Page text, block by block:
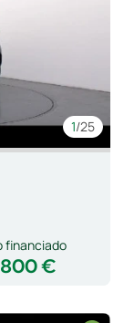
1/25
€
financiado